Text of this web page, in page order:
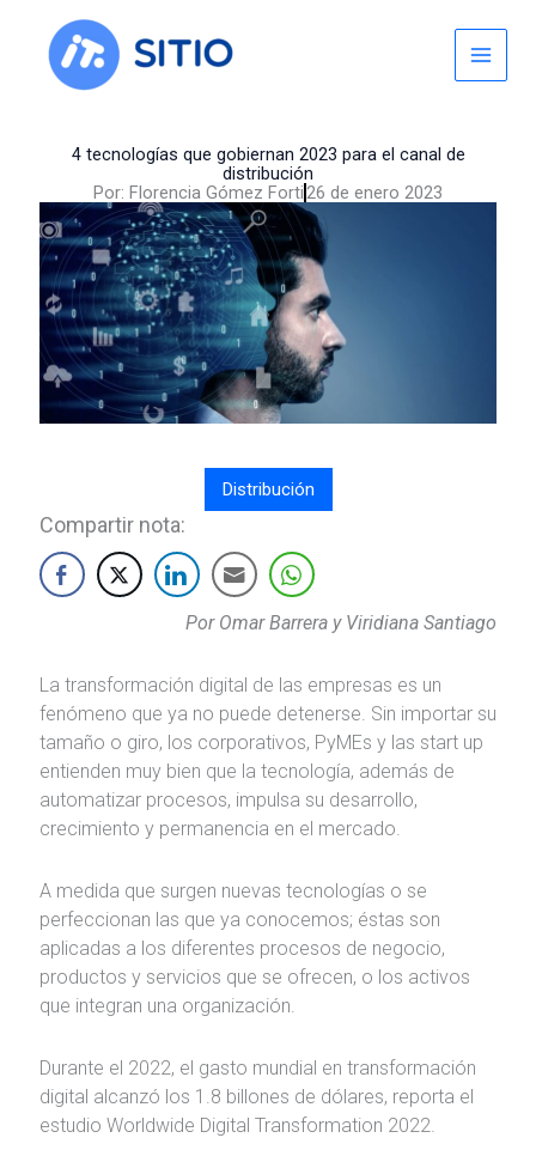
content
4 tecnologías que gobiernan 2023 para el canal de
distribución
Por: Florencia Gómez Forti26 de enero 2023
Distribución
Compartir nota:
Por Omar Barrera y Viridiana Santiago
La transformación digital de las empresas es un
fenómeno que ya no puede detenerse. Sin importar su
tamaño o giro, los corporativos, PyMEs y las start up
entienden muy bien que la tecnología, además de
automatizar procesos, impulsa su desarrollo,
crecimiento y permanencia en el mercado.
A medida que surgen nuevas tecnologías o se
perfeccionan las que ya conocemos; éstas son
aplicadas a los diferentes procesos de negocio,
productos y servicios que se ofrecen, o los activos
que integran una organización.
Durante el 2022, el gasto mundial en transformación
digital alcanzó los 1.8 billones de dólares, reporta el
estudio Worldwide Digital Transformation 2022.